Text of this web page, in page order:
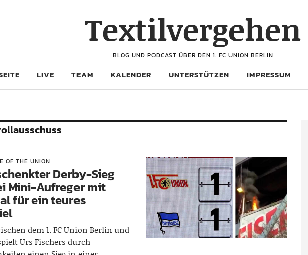
Textilvergehen
BLOG UND PODCAST ÜBER DEN 1. FC UNION BERLIN
LIVE TEAM KALENDER UNTERSTÜTZEN IMPRESSUM
OF THE UNION
Derby-Sieg
Mini-Aufreger mit
für ein teures
dem 1. FC Union Berlin und
Urs Fischers durch